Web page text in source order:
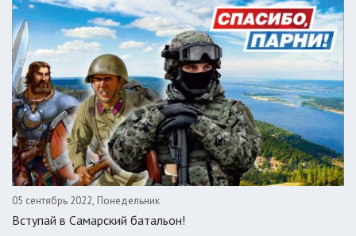
05 сентябрь 2022, Понедельник
Вступай в Самарский батальон!